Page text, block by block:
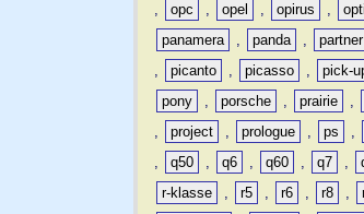
,
opc , opel , opirus ,
panamera
, panda , partner
,
picanto , picasso , pick-
pony
, porsche , prairie ,
,
project , prologue , ps ,
,
q50 , q6 , q60 , q7 ,
r-klasse
, r5 , r6 , r8 ,